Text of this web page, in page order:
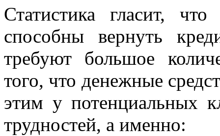
Статистика гласит,
способны вернуть
требуют большое
того, что денежные
этим у потенциальных
трудностей, а именно: